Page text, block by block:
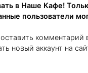
в Наше Кафе!
пользователи
новый аккаунт на